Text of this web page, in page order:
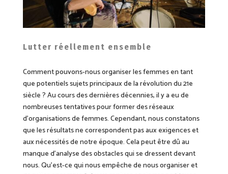
Lutter réellement ensemble
Comment pouvons-nous organiser les femmes en tant
que potentiels sujets principaux de la révolution du 21e
siècle ? Au cours des dernières décennies, il y a eu de
nombreuses tentatives pour former des réseaux
d’organisations de femmes. Cependant, nous constatons
que les résultats ne correspondent pas aux exigences et
aux nécessités de notre époque. Cela peut être dû au
manque d’analyse des obstacles qui se dressent devant
nous. Qu’est-ce qui nous empêche de nous organiser et